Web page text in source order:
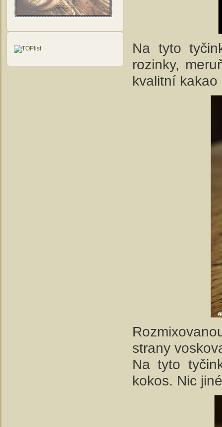
Na tyto
rozinky,
kvalitní
strany
Na tyto
kokos. Nic